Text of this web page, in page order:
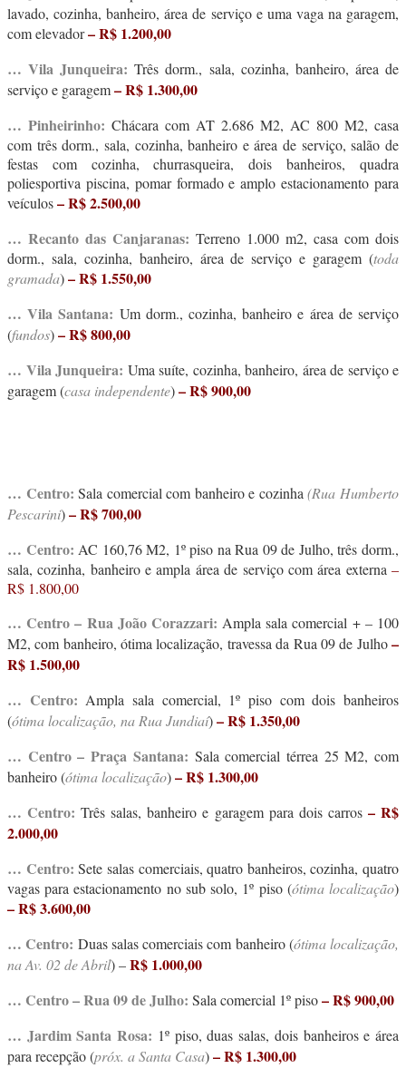
lavado, cozinha, banheiro, área de serviço e uma vaga na garagem,
com elevador– R$ 1.200,00
… Vila Junqueira: Três dorm., sala, cozinha, banheiro, área de
serviço e garagem– R$ 1.300,00
… Pinheirinho: Chácara com AT 2.686 M2, AC 800 M2, casa
com três dorm., sala, cozinha, banheiro e área de serviço, salão de
festas com cozinha, churrasqueira, dois banheiros, quadra
poliesportiva piscina, pomar formado e amplo estacionamento para
veículos– R$ 2.500,00
… Recanto das Canjaranas: Terreno 1.000 m2, casa com dois
dorm., sala, cozinha, banheiro, área de serviço e garagem (toda
gramada)– R$ 1.550,00
… Vila Santana: Um dorm., cozinha, banheiro e área de serviço
(fundos)– R$ 800,00
… Vila Junqueira: Uma suíte, cozinha, banheiro, área de serviço e
garagem (casa independente)– R$ 900,00
… Centro:Sala comercial com banheiro e cozinha(Rua Humberto
Pescarini)– R$ 700,00
… Centro: AC 160,76 M2, 1º piso na Rua 09 de Julho, três dorm.,
sala, cozinha, banheiro e ampla área de serviço com área externa –
R$ 1.800,00
… Centro – Rua João Corazzari: Ampla sala comercial + – 100
M2, com banheiro, ótima localização, travessa da Rua 09 de Julho–
R$ 1.500,00
… Centro: Ampla sala comercial, 1º piso com dois banheiros
(ótima localização, na Rua Jundiaí)– R$ 1.350,00
… Centro – Praça Santana: Sala comercial térrea 25 M2, com
banheiro (ótima localização)– R$ 1.300,00
… Centro: Três salas, banheiro e garagem para dois carros – R$
2.000,00
… Centro: Sete salas comerciais, quatro banheiros, cozinha, quatro
vagas para estacionamento no sub solo, 1º piso (ótima localização)
– R$ 3.600,00
… Centro: Duas salas comerciais com banheiro (ótima localização,
na Av. 02 de Abril) –R$ 1.000,00
… Centro – Rua 09 de Julho: Sala comercial 1º piso– R$ 900,00
… Jardim Santa Rosa: 1º piso, duas salas, dois banheiros e área
para recepção (próx. a Santa Casa)– R$ 1.300,00